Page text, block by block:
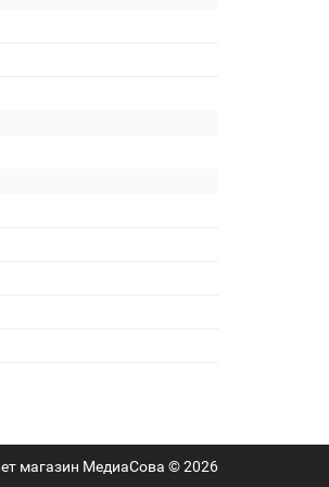
магазин МедиаСова © 2026